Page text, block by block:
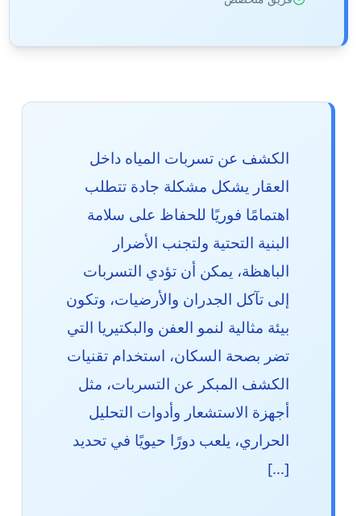
الكشف عن تسربات المياه داخل
العقار يشكل مشكلة جادة تتطلب
اهتمامًا فوريًا للحفاظ على سلامة
البنية التحتية ولتجنب الأضرار
الباهظة، يمكن أن تؤدي التسربات
إلى تآكل الجدران والأرضيات، وتكون
بيئة مثالية لنمو العفن والبكتيريا التي
تضر بصحة السكان، استخدام تقنيات
الكشف المبكر عن التسربات، مثل
أجهزة الاستشعار وأدوات التحليل
الحراري، يلعب دورًا حيويًا في تحديد
[…]